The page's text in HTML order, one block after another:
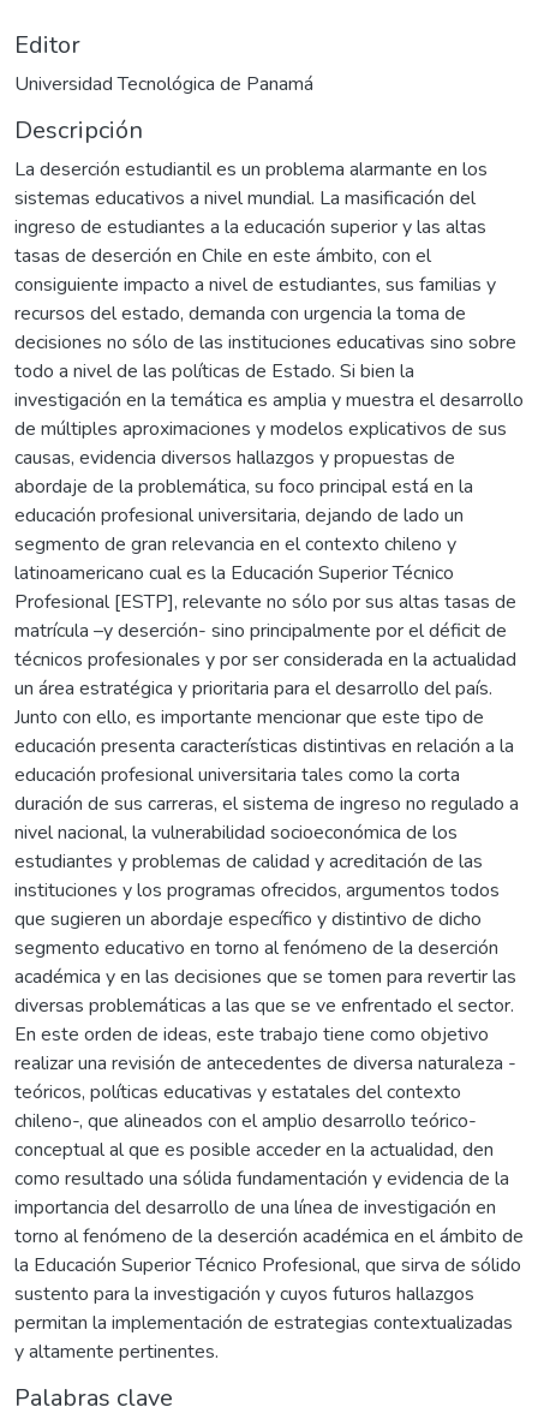
Editor
Universidad Tecnológica de Panamá
Descripción
La deserción estudiantil es un problema alarmante en los
sistemas educativos a nivel mundial. La masificación del
ingreso de estudiantes a la educación superior y las altas
tasas de deserción en Chile en este ámbito, con el
consiguiente impacto a nivel de estudiantes, sus familias y
recursos del estado, demanda con urgencia la toma de
decisiones no sólo de las instituciones educativas sino sobre
todo a nivel de las políticas de Estado. Si bien la
investigación en la temática es amplia y muestra el desarrollo
de múltiples aproximaciones y modelos explicativos de sus
causas, evidencia diversos hallazgos y propuestas de
abordaje de la problemática, su foco principal está en la
educación profesional universitaria, dejando de lado un
segmento de gran relevancia en el contexto chileno y
latinoamericano cual es la Educación Superior Técnico
Profesional [ESTP], relevante no sólo por sus altas tasas de
matrícula –y deserción- sino principalmente por el déficit de
técnicos profesionales y por ser considerada en la actualidad
un área estratégica y prioritaria para el desarrollo del país.
Junto con ello, es importante mencionar que este tipo de
educación presenta características distintivas en relación a la
educación profesional universitaria tales como la corta
duración de sus carreras, el sistema de ingreso no regulado a
nivel nacional, la vulnerabilidad socioeconómica de los
estudiantes y problemas de calidad y acreditación de las
instituciones y los programas ofrecidos, argumentos todos
que sugieren un abordaje específico y distintivo de dicho
segmento educativo en torno al fenómeno de la deserción
académica y en las decisiones que se tomen para revertir las
diversas problemáticas a las que se ve enfrentado el sector.
En este orden de ideas, este trabajo tiene como objetivo
realizar una revisión de antecedentes de diversa naturaleza -
teóricos, políticas educativas y estatales del contexto
chileno-, que alineados con el amplio desarrollo teórico-
conceptual al que es posible acceder en la actualidad, den
como resultado una sólida fundamentación y evidencia de la
importancia del desarrollo de una línea de investigación en
torno al fenómeno de la deserción académica en el ámbito de
la Educación Superior Técnico Profesional, que sirva de sólido
sustento para la investigación y cuyos futuros hallazgos
permitan la implementación de estrategias contextualizadas
y altamente pertinentes.
Palabras clave